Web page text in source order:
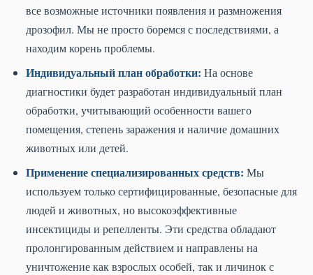
все возможные источники появления и размножения
дрозофил. Мы не просто боремся с последствиями, а
находим корень проблемы.
Индивидуальный план обработки: На основе
диагностики будет разработан индивидуальный план
обработки, учитывающий особенности вашего
помещения, степень заражения и наличие домашних
животных или детей.
Применение специализированных средств: Мы
используем только сертифицированные, безопасные для
людей и животных, но высокоэффективные
инсектициды и репелленты. Эти средства обладают
пролонгированным действием и направлены на
уничтожение как взрослых особей, так и личинок с